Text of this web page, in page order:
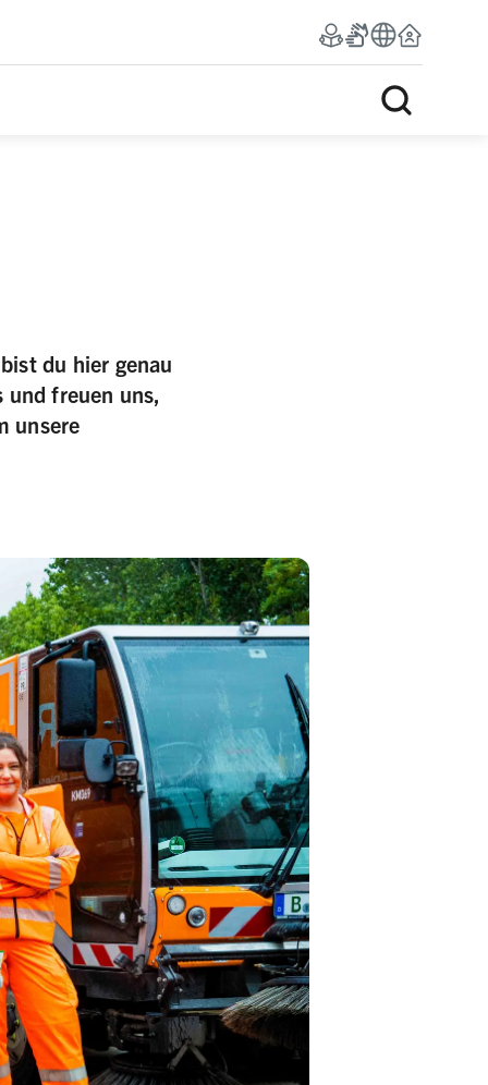
du hier genau
freuen uns,
unsere